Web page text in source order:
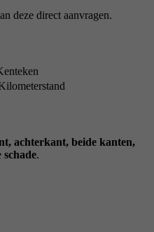
deze direct aanvragen.
achterkant, beide kanten,
schade.